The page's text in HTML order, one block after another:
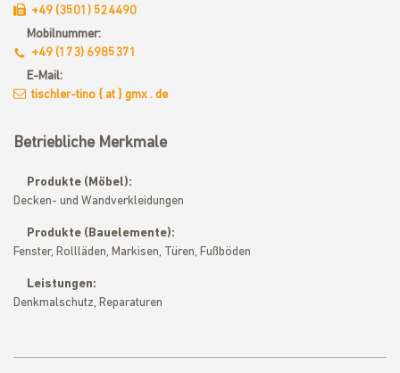
+49 (3501) 524490
Mobilnummer:
+49 (173) 6985371
E-Mail:
tischler-tino { at } gmx . de
Betriebliche Merkmale
Produkte (Möbel):
Decken- und Wandverkleidungen
Produkte (Bauelemente):
Fenster, Rollläden, Markisen, Türen, Fußböden
Leistungen:
Denkmalschutz, Reparaturen